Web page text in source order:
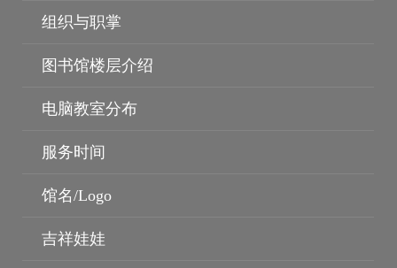
组织与职掌
图书馆楼层介绍
电脑教室分布
服务时间
馆名/Logo
吉祥娃娃